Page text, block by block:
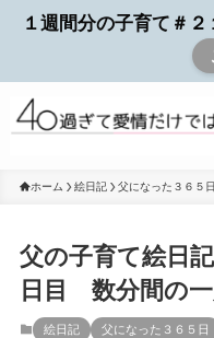
１週間分の子育て＃
ホーム 絵日記 父になった３６５日
父の子育て絵日
日目 数分間の
絵日記 父になった３６５日